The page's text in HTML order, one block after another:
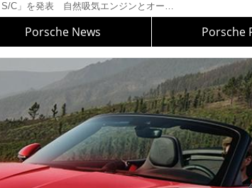
Porsche、「911 GT3 S/C」を発表 自然吸気エンジンとオープンボディで“走る歓び”を追求
Porsche News Porsche